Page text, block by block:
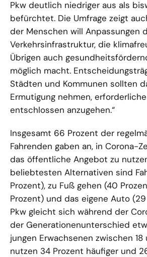
Pkw deutlich niedriger aus als
befürchtet. Die Umfrage zeigt
der Menschen will Anpassungen
Verkehrsinfrastruktur, die
Übrigen auch
möglich macht.
Städten und Kommunen sollten
Ermutigung nehmen,
entschlossen anzugehen.“
Insgesamt 66 Prozent der
Fahrenden gaben an, in Corona-
das öffentliche Angebot zu
beliebtesten Alternativen sind
Prozent), zu Fuß gehen (40
Prozent) und das eigene Auto
Pkw gleicht sich während der
der Generationenunterschied
jungen Erwachsenen zwischen
nutzen 34 Prozent häufiger und